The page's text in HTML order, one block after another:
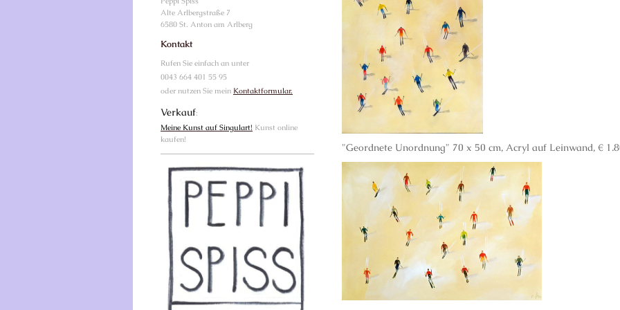
"Geordnete Unordnung" 70 x 50 cm, Acryl auf Leinwand, €
Alte Arlbergstraße 7
6580 St. Anton am Arlberg
Kontakt
Rufen Sie einfach an unter
0043 664 401 55 95
oder nutzen Sie mein Kontaktformular.
Verkauf:
Meine Kunst auf Singulart! Kunst online
kaufen!